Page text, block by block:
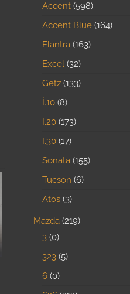
Accent 598
Accent Blue 164
Elantra 163
Excel 32
Getz 133
İ.10 8
İ.20 173
İ.30 17
Sonata 155
Tucson 6
Atos 3
Mazda 219
3 0
323 5
6 0